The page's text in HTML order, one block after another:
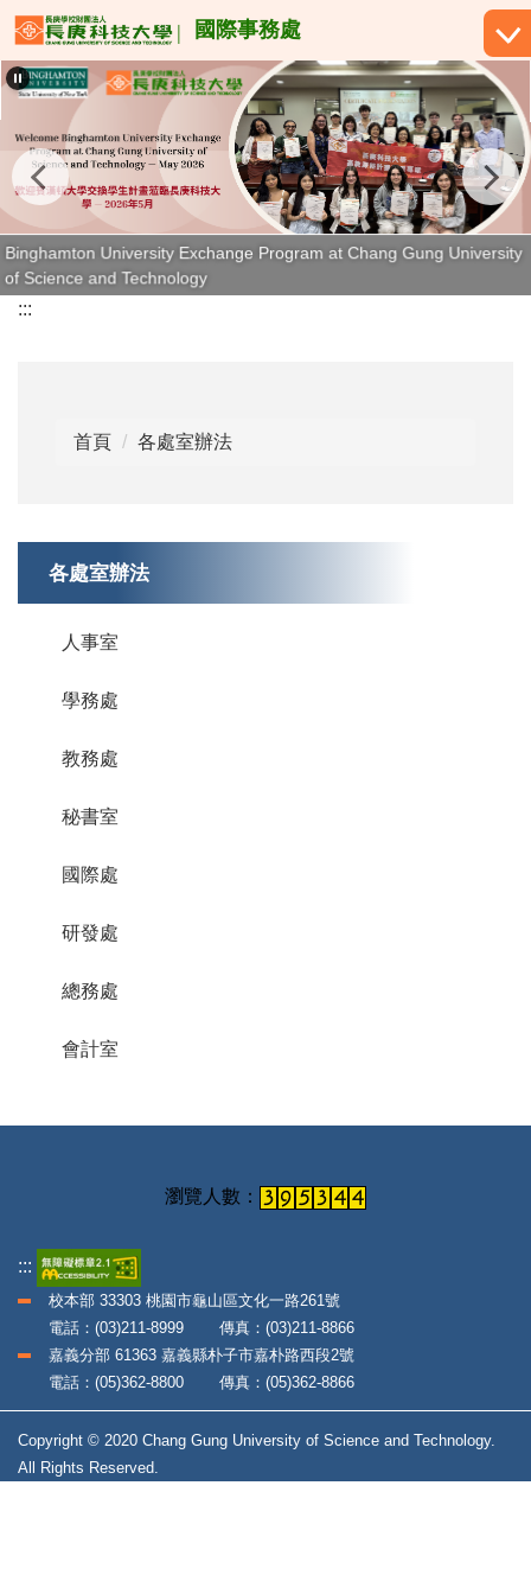
跳
到
主
要
內
容
區
國際事務處
Binghamton University Exchange Program at Chang Gung University
of Science and Technology
:::
首頁 各處室辦法
各處室辦法
人事室
學務處
教務處
秘書室
國際處
研發處
總務處
會計室
:::
校本部 33303 桃園市龜山區文化一路261號
電話：(03)211-8999 傳真：(03)211-8866
嘉義分部 61363 嘉義縣朴子市嘉朴路西段2號
電話：(05)362-8800 傳真：(05)362-8866
Copyright © 2020 Chang Gung University of Science and Technology.
All Rights Reserved.